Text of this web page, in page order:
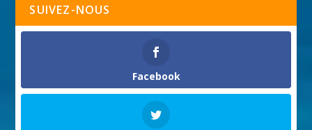
SUIVEZ-NOUS
Facebook